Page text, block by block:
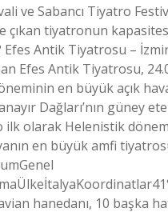
ve Sabancı Tiyatro
çıkan tiyatronun
Efes Antik Tiyatrosu –
Efes Antik Tiyatrosu,
en büyük açık
Dağları’nın güney
olarak Helenistik
en büyük amfi
hanedanı, 10 başka